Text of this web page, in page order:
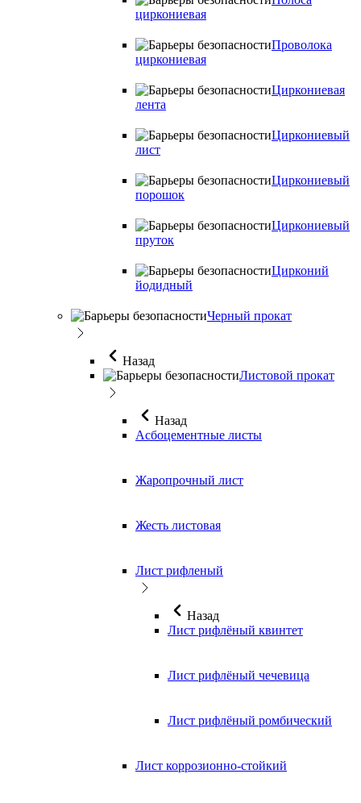
циркониевая
Проволока
циркониевая
Циркониевая
лента
Циркониевый
лист
Циркониевый
порошок
Циркониевый
пруток
Цирконий
йодидный
Черный прокат
Назад
Листовой прокат
Назад
Асбоцементные листы
Жаропрочный лист
Жесть листовая
Лист рифленый
Назад
Лист рифлёный квинтет
Лист рифлёный чечевица
Лист рифлёный ромбический
Лист коррозионно-стойкий